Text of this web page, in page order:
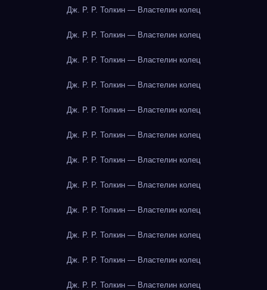
Дж. Р. Р. Толкин — Властелин колец
Дж. Р. Р. Толкин — Властелин колец
Дж. Р. Р. Толкин — Властелин колец
Дж. Р. Р. Толкин — Властелин колец
Дж. Р. Р. Толкин — Властелин колец
Дж. Р. Р. Толкин — Властелин колец
Дж. Р. Р. Толкин — Властелин колец
Дж. Р. Р. Толкин — Властелин колец
Дж. Р. Р. Толкин — Властелин колец
Дж. Р. Р. Толкин — Властелин колец
Дж. Р. Р. Толкин — Властелин колец
Дж. Р. Р. Толкин — Властелин колец